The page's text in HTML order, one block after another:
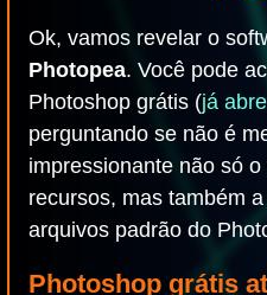
Ok, vamos revelar o
Photopea. Você pode
Photoshop grátis (já
perguntando se não é
impressionante não só
recursos, mas também
arquivos padrão do
Photoshop grátis